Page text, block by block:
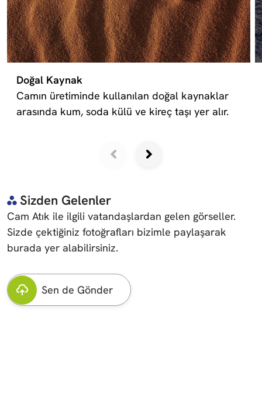
Doğal Kaynak
Camın üretiminde kullanılan doğal kaynaklar
arasında kum, soda külü ve kireç taşı yer alır.
Sizden Gelenler
Cam Atık ile ilgili vatandaşlardan gelen görseller.
Sizde çektiğiniz fotoğrafları bizimle paylaşarak
burada yer alabilirsiniz.
Sen de Gönder